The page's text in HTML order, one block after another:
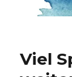
Viel